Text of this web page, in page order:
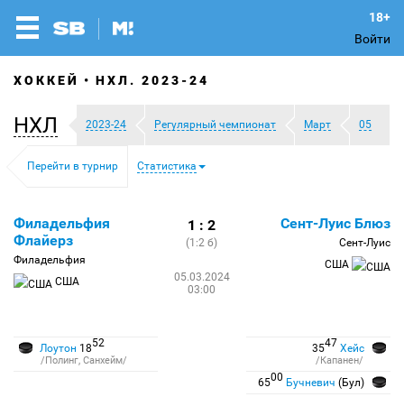
Войти
ХОККЕЙ НХЛ. 2023-24
НХЛ 2023-24 Регулярный чемпионат Март 05
Перейти в турнир Статистика
Филадельфия
Флайерз
Филадельфия
США
1 : 2
(1:2 б)
05.03.2024
03:00
Сент-Луис Блюз
Сент-Луис
США
Лоутон 1852
/Полинг, Санхейм/
3547 Хейс
/Капанен/
6500 Бучневич (Бул)